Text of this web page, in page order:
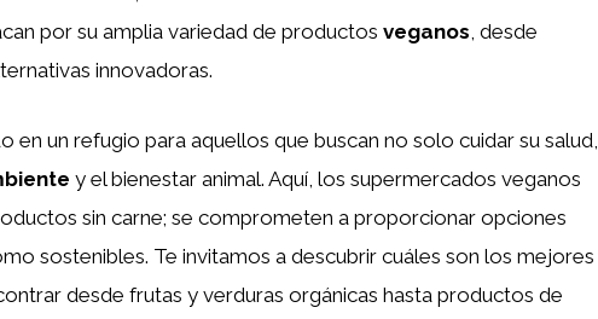
por su amplia variedad de productos veganos, desde
innovadoras.
en un refugio para aquellos que buscan no solo cuidar su salud,
y el bienestar animal. Aquí, los supermercados veganos
sin carne; se comprometen a proporcionar opciones
sostenibles. Te invitamos a descubrir cuáles son los mejores
desde frutas y verduras orgánicas hasta productos de